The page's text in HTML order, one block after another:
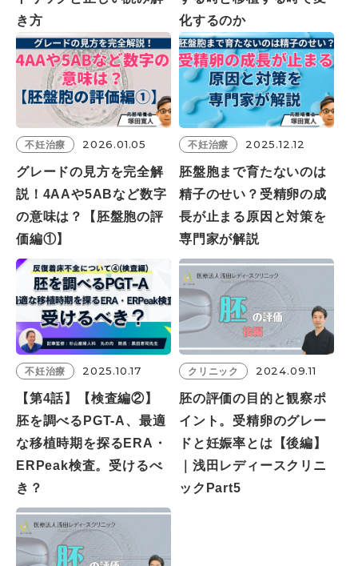
き方
化するのか
不妊治療 2026.01.05
グレードの見方を完全解
説！4AAや5ABなど数字
の意味は？【胚盤胞の評
価編①】
不妊治療 2025.12.12
胚盤胞まで育たないのは
精子のせい？受精卵の成
長が止まる原因と対策を
専門家が解説
不妊治療 2025.10.17
【第4話】【検査編②】
胚を調べるPGT-A、最適
な移植時期を探るERA・
ERPeak検査。受けるべ
き？
クリニック 2024.09.11
胚の評価の目的と観察ポ
イント。受精卵のグレー
ドと妊娠率とは【後編】
｜浅田レディースクリニ
ックPart5